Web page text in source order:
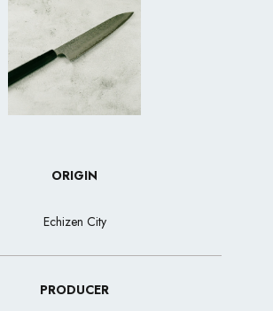
ORIGIN
Echizen City
PRODUCER